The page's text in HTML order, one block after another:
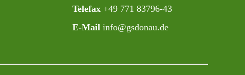
Telefax+49 771 83796-43
E-Mailinfo@gsdonau.de